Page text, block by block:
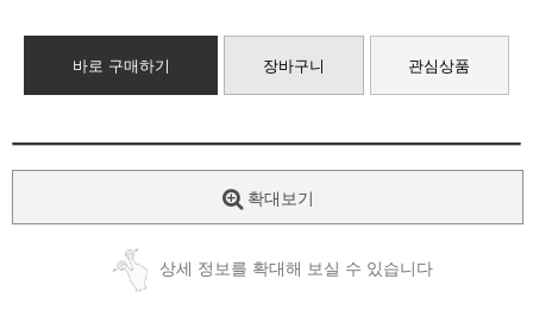
바로 구매하기 장바구니 관심상품
확대보기
상세 정보를 확대해 보실 수 있습니다